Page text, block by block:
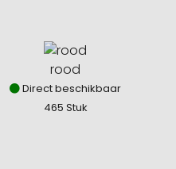
rood
Direct beschikbaar
465 Stuk